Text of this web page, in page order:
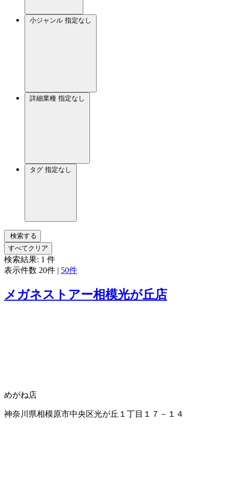
小ジャンル 指定なし
詳細業種 指定なし
タグ 指定なし
検索する
すべてクリア
検索結果: 1 件
表示件数 20件 | 50件
メガネストアー相模光が丘店
めがね店
神奈川県相模原市中央区光が丘１丁目１７－１４